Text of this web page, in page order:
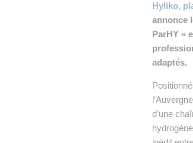
Hyliko,
annonce
ParHY »
adaptés.
d’une